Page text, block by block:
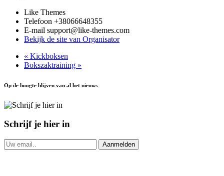
Like Themes
Telefoon +38066648355
E-mail support@like-themes.com
Bekijk de site van Organisator
« Kickboksen
Bokszaktraining »
Op de hoogte blijven van al het nieuws
Schrijf je hier in
Aanmelden